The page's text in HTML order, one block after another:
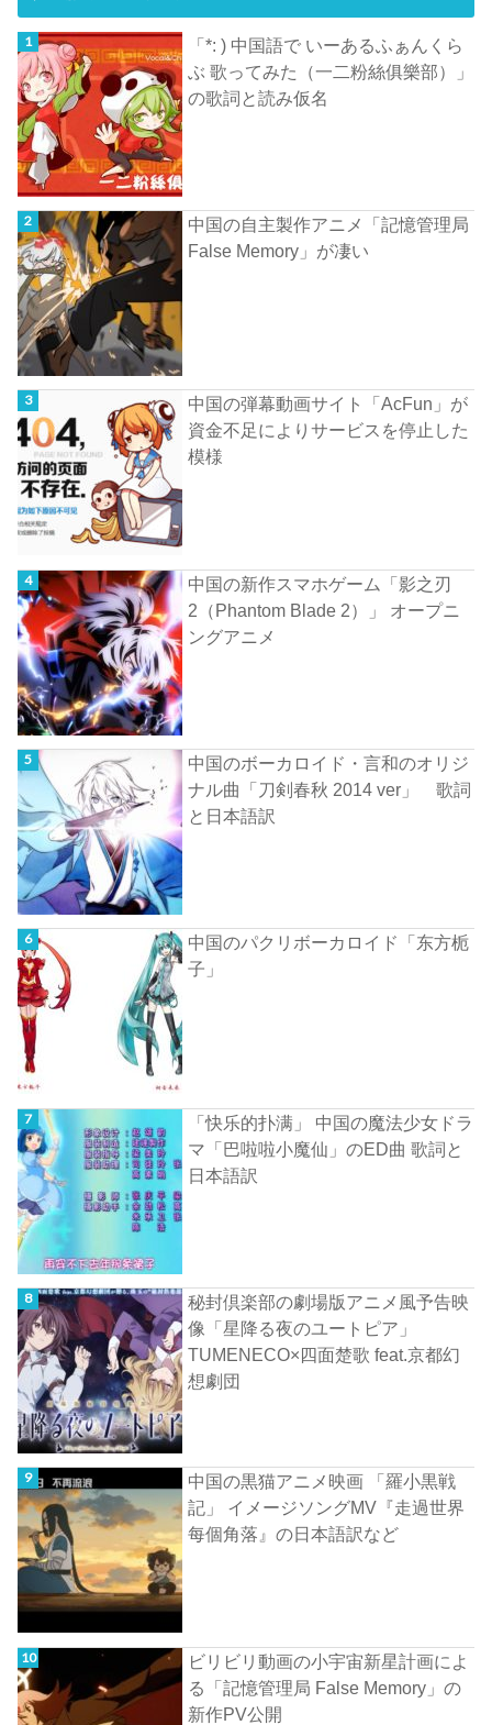
「*: ) 中国語で いーあるふぁんくら
ぶ 歌ってみた（一二粉絲俱樂部）」
の歌詞と読み仮名
中国の自主製作アニメ「記憶管理局
False Memory」が凄い
中国の弾幕動画サイト「AcFun」が
資金不足によりサービスを停止した
模様
中国の新作スマホゲーム「影之刃
2（Phantom Blade 2）」 オープニ
ングアニメ
中国のボーカロイド・言和のオリジ
ナル曲「刀剣春秋 2014 ver」 歌詞
と日本語訳
中国のパクリボーカロイド「东方栀
子」
「快乐的扑满」 中国の魔法少女ドラ
マ「巴啦啦小魔仙」のED曲 歌詞と
日本語訳
秘封倶楽部の劇場版アニメ風予告映
像「星降る夜のユートピア」
TUMENECO×四面楚歌 feat.京都幻
想劇団
中国の黒猫アニメ映画 「羅小黒戦
記」 イメージソングMV『走過世界
每個角落』の日本語訳など
ビリビリ動画の小宇宙新星計画によ
る「記憶管理局 False Memory」の
新作PV公開